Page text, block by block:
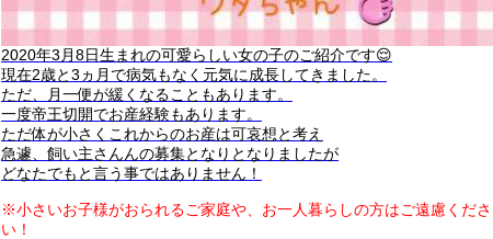
2020年3月8日生まれの可愛らしい女の子のご紹介です😌
現在2歳と3ヵ月で病気もなく元気に成長してきました。
ただ、月一便が緩くなることもあります。
一度帝王切開でお産経験もあります。
ただ体が小さくこれからのお産は可哀想と考え
急遽、飼い主さんんの募集となりとなりましたが
どなたでもと言う事ではありません！
※小さいお子様がおられるご家庭や、お一人暮らしの方はご遠慮くださ
い！